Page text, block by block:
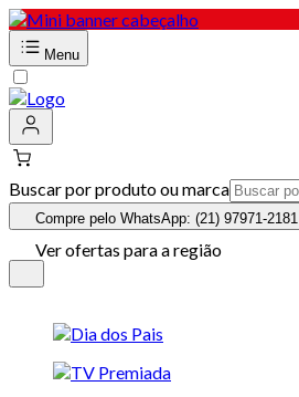
Menu
Buscar por produto ou marca
Compre pelo WhatsApp: (21) 97971-2181
Ver ofertas para a região